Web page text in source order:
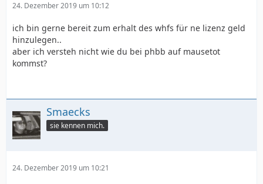
24. Dezember 2019 um 10:12
ich bin gerne bereit zum erhalt des whfs für ne lizenz geld
hinzulegen..
aber ich versteh nicht wie du bei phbb auf mausetot
kommst?
Smaecks
sie kennen mich.
24. Dezember 2019 um 10:21